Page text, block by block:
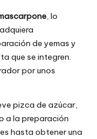
, lo
de yemas y
que se integren.
por unos
pizca de azúcar,
a la preparación
hasta obtener una